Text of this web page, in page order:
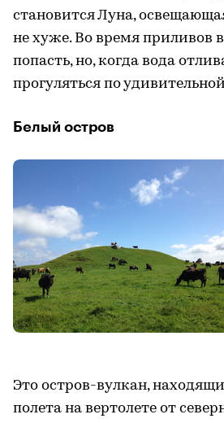
становится Луна,
не хуже. Во время приливов в
попасть, но, когда вода
прогуляться по
Белый остров
Это остров-вулкан,
полета на вертолете от